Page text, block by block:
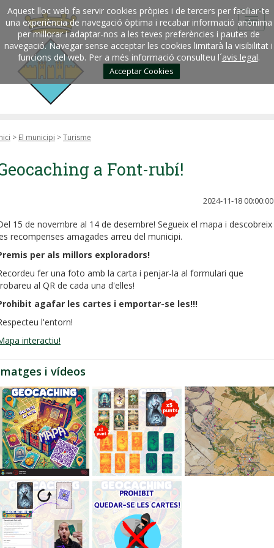
Aquest lloc web fa servir cookies pròpies i de tercers per faciliar-te
una experiència de navegació òptima i recabar informació anònima
per millorar i adaptar-nos a les teves preferències i pautes de
navegació. Navegar sense acceptar les cookies limitarà la visibilitat i
funcions del web. Per a més informació consulteu l´avis legal.
Acceptar Cookies
> El municipi >Turisme
a Font-rubí!
2024-11-18 00:00:00
15 de novembre al 14 de desembre! Segueix el mapa i descobreix
recompenses amagades arreu del municipi.
per als millors exploradors!
fer una foto amb la carta i penjar-la al formulari que
al QR de cada una d'elles!
agafar les cartes i emportar-se les!!!
l'entorn!
interactiu!
i vídeos